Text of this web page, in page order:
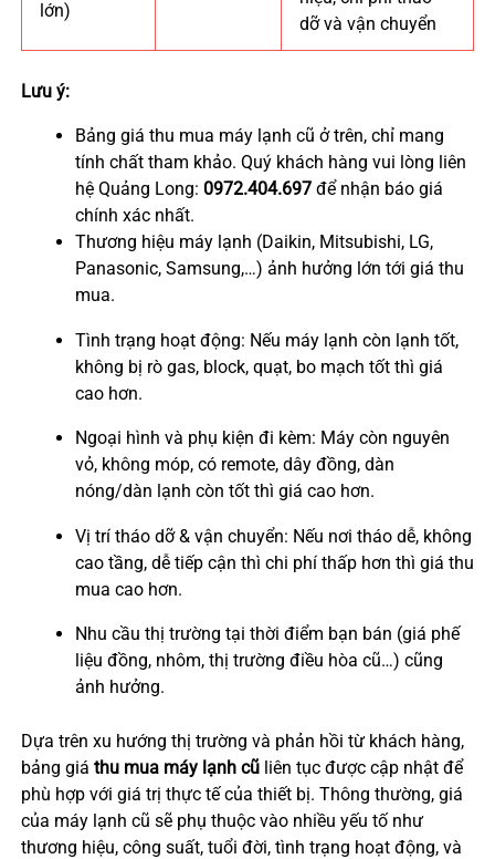
lớn)
dỡ và vận chuyển
Lưu ý:
Bảng giá thu mua máy lạnh cũ ở trên, chỉ mang
tính chất tham khảo. Quý khách hàng vui lòng liên
hệ Quảng Long: 0972.404.697để nhận báo giá
chính xác nhất.
Thương hiệu máy lạnh (Daikin, Mitsubishi, LG,
Panasonic, Samsung,…) ảnh hưởng lớn tới giá thu
mua.
Tình trạng hoạt động: Nếu máy lạnh còn lạnh tốt,
không bị rò gas, block, quạt, bo mạch tốt thì giá
cao hơn.
Ngoại hình và phụ kiện đi kèm: Máy còn nguyên
vỏ, không móp, có remote, dây đồng, dàn
nóng/dàn lạnh còn tốt thì giá cao hơn.
Vị trí tháo dỡ & vận chuyển: Nếu nơi tháo dễ, không
cao tầng, dễ tiếp cận thì chi phí thấp hơn thì giá thu
mua cao hơn.
Nhu cầu thị trường tại thời điểm bạn bán (giá phế
liệu đồng, nhôm, thị trường điều hòa cũ…) cũng
ảnh hưởng.
Dựa trên xu hướng thị trường và phản hồi từ khách hàng,
bảng giá thu mua máy lạnh cũliên tục được cập nhật để
phù hợp với giá trị thực tế của thiết bị. Thông thường, giá
của máy lạnh cũ sẽ phụ thuộc vào nhiều yếu tố như
thương hiệu, công suất, tuổi đời, tình trạng hoạt động, và